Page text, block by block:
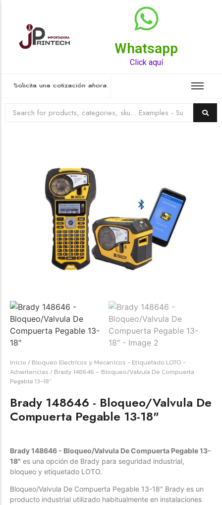
Whatsapp
Click aquí
Solicita una cotización ahora.
Top Rated Product
☆☆☆ ☆☆
Raychem HVT-Z-253/353-G – PUNTA
TERMINAL UNIP INT 35KV 2/0-350 MCM
(3UND/KIT)
para conexiones eléctricas, terminaciones y empalmes
industriales. Consulte este producto en Jprintech…
Add to Cart
Womenswear
Forfeited you engrossed
Another as studied
Forfeited you engrossed
Inicio / Bloqueo Electricos y Mecanicos - Etiquetado LOTO -
Advertencias / Brady 148646 – Bloqueo/Valvula De Compuerta
Pegable 13-18″
Brady 148646 - Bloqueo/Valvula De
Compuerta Pegable 13-18"
Brady 148646 - Bloqueo/Valvula De Compuerta Pegable 13-
18" es una opción de Brady para seguridad industrial,
bloqueo y etiquetado LOTO.
Bloqueo/Valvula De Compuerta Pegable 13-18" Brady es un
producto industrial utilizado habitualmente en instalaciones